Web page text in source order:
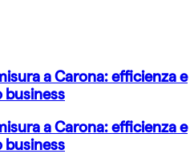
a Carona: efficienza e
business
a Carona: efficienza e
business